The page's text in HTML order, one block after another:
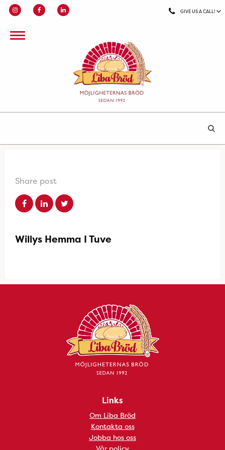
GIVE US A CALL!
Share post
Willys Hemma I Tuve
Links
Om Liba Bröd
Kontakta oss
Jobba hos oss